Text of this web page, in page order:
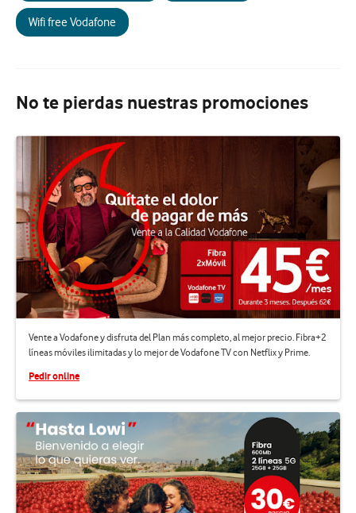
Wifi free Vodafone
No te pierdas nuestras promociones
Vente a Vodafone y disfruta del Plan más completo, al mejor precio. Fibra+2
líneas móviles ilimitadas y lo mejor de Vodafone TV con Netflix y Prime.
Pedir online